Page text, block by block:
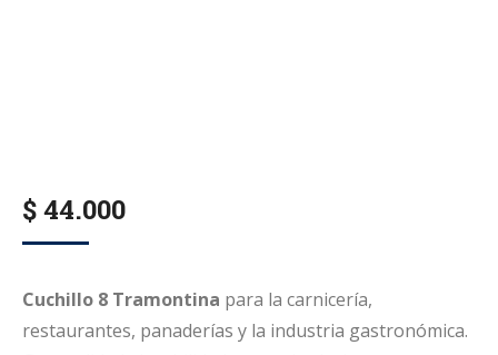
$44.000
Cuchillo 8 Tramontina para la carnicería,
restaurantes, panaderías y la industria gastronómica.